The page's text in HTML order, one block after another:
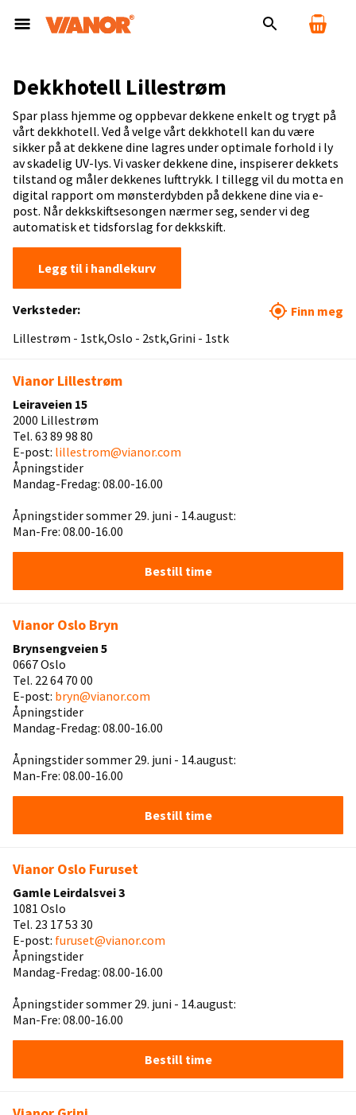
Dekkhotell Lillestrøm
Spar plass hjemme og oppbevar dekkene enkelt og trygt på
vårt dekkhotell. Ved å velge vårt dekkhotell kan du være
sikker på at dekkene dine lagres under optimale forhold i ly
av skadelig UV-lys. Vi vasker dekkene dine, inspiserer dekkets
tilstand og måler dekkenes lufttrykk. I tillegg vil du motta en
digital rapport om mønsterdybden på dekkene dine via e-
post. Når dekkskiftsesongen nærmer seg, sender vi deg
automatisk et tidsforslag for dekkskift.
Legg til i handlekurv
Verksteder:
Lillestrøm - 1stk Oslo - 2stk Grini - 1stk
Finn meg
Vianor Lillestrøm
Leiraveien 15
2000 Lillestrøm
Tel. 63 89 98 80
E-post: lillestrom@vianor.com
Åpningstider
Mandag-Fredag: 08.00-16.00
Åpningstider sommer 29. juni - 14.august:
Man-Fre: 08.00-16.00
Bestill time
Vianor Oslo Bryn
Brynsengveien 5
0667 Oslo
Tel. 22 64 70 00
E-post: bryn@vianor.com
Åpningstider
Mandag-Fredag: 08.00-16.00
Åpningstider sommer 29. juni - 14.august:
Man-Fre: 08.00-16.00
Bestill time
Vianor Oslo Furuset
Gamle Leirdalsvei 3
1081 Oslo
Tel. 23 17 53 30
E-post: furuset@vianor.com
Åpningstider
Mandag-Fredag: 08.00-16.00
Åpningstider sommer 29. juni - 14.august:
Man-Fre: 08.00-16.00
Bestill time